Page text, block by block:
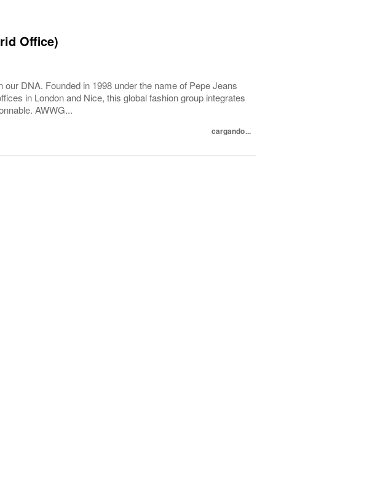
Office)
DNA. Founded in 1998 under the name of Pepe Jeans
in London and Nice, this global fashion group integrates
AWWG...
cargando...